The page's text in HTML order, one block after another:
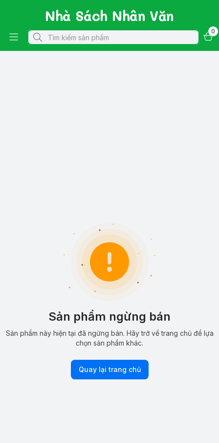
Nhà Sách Nhân Văn
0
Sản phẩm ngừng bán
Sản phẩm này hiện tại đã ngừng bán. Hãy trở về trang chủ để lựa
chọn sản phẩm khác.
Quay lại trang chủ